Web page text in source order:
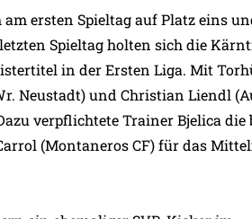
ersten Spieltag auf Platz eins
Spieltag holten sich die
in der Ersten Liga. Mit
Neustadt) und Christian Liendl
verpflichtete Trainer Bjelica die
(Montaneros CF) für das